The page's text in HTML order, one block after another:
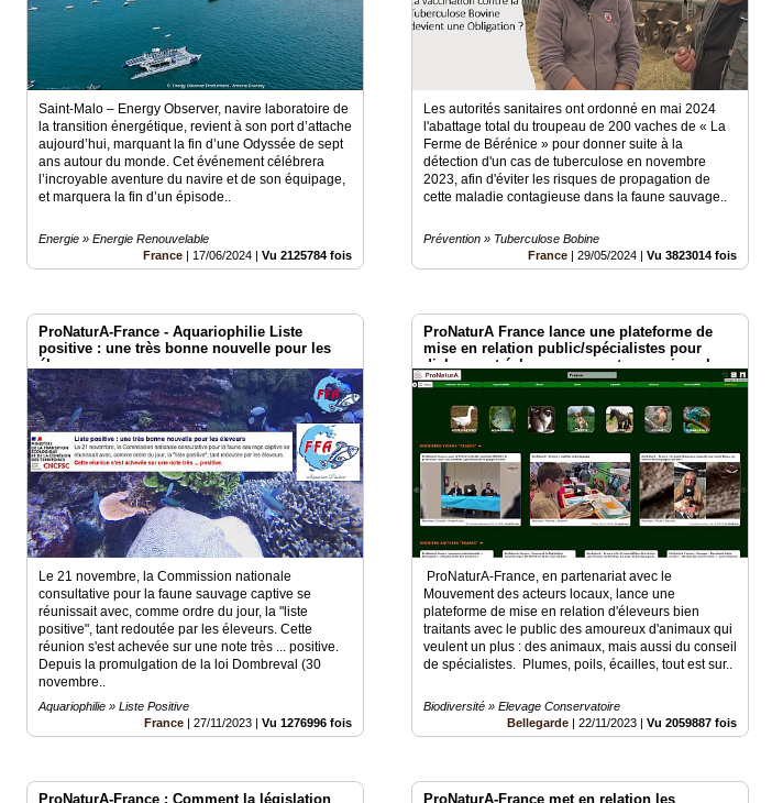
Saint-Malo – Energy Observer, navire laboratoire de
la transition énergétique, revient à son port d’attache
aujourd’hui, marquant la fin d’une Odyssée de sept
ans autour du monde. Cet événement célébrera
l’incroyable aventure du navire et de son équipage,
et marquera la fin d’un épisode..
Energie » Energie Renouvelable
France | 17/06/2024 |Vu 2125784 fois
Les autorités sanitaires ont ordonné en mai 2024
l'abattage total du troupeau de 200 vaches de « La
Ferme de Bérénice » pour donner suite à la
détection d'un cas de tuberculose en novembre
2023, afin d'éviter les risques de propagation de
cette maladie contagieuse dans la faune sauvage..
Prévention » Tuberculose Bobine
France |29/05/2024 |Vu 3823014 fois
ProNaturA-France - Aquariophilie Liste
positive : une très bonne nouvelle pour les
éleveurs
Le 21 novembre, la Commission nationale
consultative pour la faune sauvage captive se
réunissait avec, comme ordre du jour, la "liste
positive", tant redoutée par les éleveurs. Cette
réunion s'est achevée sur une note très ... positive.
Depuis la promulgation de la loi Dombreval (30
novembre..
Aquariophilie » Liste Positive
France |27/11/2023 |Vu 1276996 fois
ProNaturA France lance une plateforme de
mise en relation public/spécialistes pour
dialogue et échanges sur notre passion : les
animaux ! plumes, poils, écailles !
ProNaturA-France, en partenariat avec le
Mouvement des acteurs locaux, lance une
plateforme de mise en relation d'éleveurs bien
traitants avec le public des amoureux d'animaux qui
veulent un plus : des animaux, mais aussi du conseil
de spécialistes. Plumes, poils, écailles, tout est sur..
Biodiversité » Elevage Conservatoire
Bellegarde |22/11/2023 |Vu 2059887 fois
ProNaturA-France : Comment la législation
ProNaturA-France met en relation les